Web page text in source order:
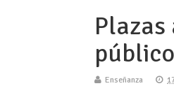
Enseñanza